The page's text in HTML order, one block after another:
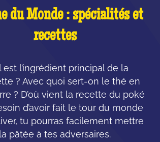
du Monde : spécialités et
recettes
est l’ingrédient principal de la
? Avec quoi sert-on le thé en
? D’où vient la recette du poké
d’avoir fait le tour du monde
tu pourras facilement mettre
la pâtée à tes adversaires.